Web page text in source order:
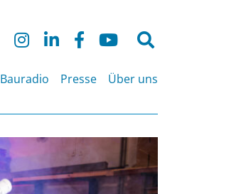
Suche
nach:
Bauradio Presse Über uns